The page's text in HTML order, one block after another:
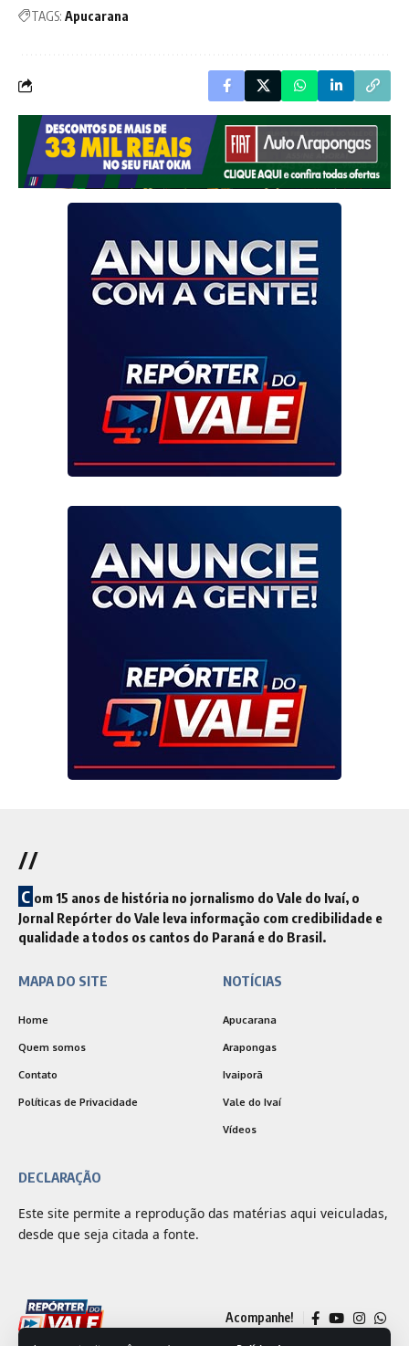
TAGS: Apucarana
//
C om 15 anos de história no jornalismo do Vale do Ivaí, o
Jornal Repórter do Vale leva informação com credibilidade e
qualidade a todos os cantos do Paraná e do Brasil.
MAPA DO SITE
Home
Quem somos
Contato
Políticas de Privacidade
NOTÍCIAS
Apucarana
Arapongas
Ivaiporã
Vale do Ivaí
Vídeos
DECLARAÇÃO
Este site permite a reprodução das matérias aqui veiculadas,
desde que seja citada a fonte.
Acompanhe!